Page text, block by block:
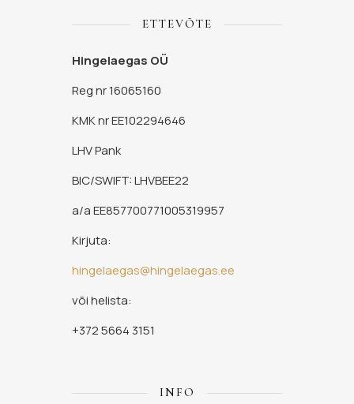
ETTEVÕTE
Hingelaegas OÜ
Reg nr 16065160
KMK nr EE102294646
LHV Pank
BIC/SWIFT: LHVBEE22
a/a EE857700771005319957
Kirjuta:
hingelaegas@hingelaegas.ee
või helista:
+372 5664 3151
INFO